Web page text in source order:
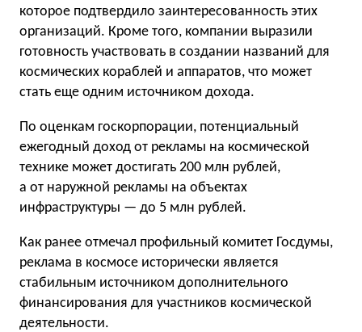
которое подтвердило заинтересованность этих
организаций. Кроме того, компании выразили
готовность участвовать в создании названий для
космических кораблей и аппаратов, что может
стать еще одним источником дохода.
По оценкам госкорпорации, потенциальный
ежегодный доход от рекламы на космической
технике может достигать 200 млн рублей,
а от наружной рекламы на объектах
инфраструктуры — до 5 млн рублей.
Как ранее отмечал профильный комитет Госдумы,
реклама в космосе исторически является
стабильным источником дополнительного
финансирования для участников космической
деятельности.